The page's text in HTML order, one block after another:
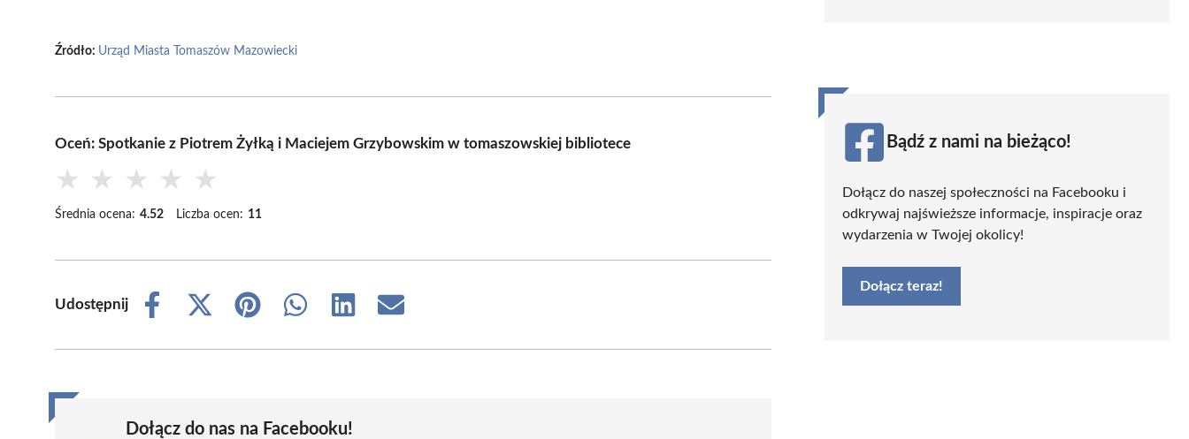
Źródło: Urząd Miasta Tomaszów Mazowiecki
Oceń: Spotkanie z Piotrem Żyłką i Maciejem Grzybowskim w tomaszowskiej bibliotece
★ ★ ★ ★ ★
Średnia ocena: 4.52 Liczba ocen: 11
Udostępnij
Share
Share
(Twitter)
Share
Share
Share
Share
Dołącz do nas na Facebooku!
Bądź z nami na bieżąco!
Dołącz do naszej społeczności na Facebooku i
odkrywaj najświeższe informacje, inspiracje oraz
wydarzenia w Twojej okolicy!
Dołącz teraz!